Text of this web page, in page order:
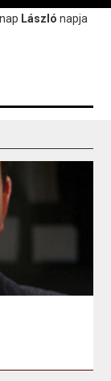
László napja